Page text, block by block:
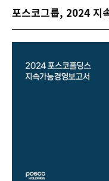
포스코그룹, 2024 지